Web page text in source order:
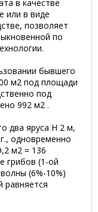
в качестве
или в виде
позволяет
по
бывшего
м2 под площади
под
992 м2 .
два яруса H 2 м,
одновременно
м2 = 136
грибов (1-ой
(6%-10%)
равняется